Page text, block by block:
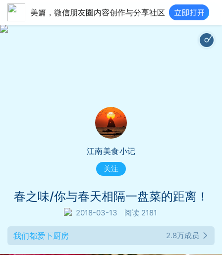
美篇，微信朋友圈内容创作与分享社区
江南美食小记
关注
春之味/你与春天相隔一盘菜的距离！
2018-03-13 阅读 2181
我们都爱下厨房 2.8万成员
懂你 (Live)|蔡明|http://